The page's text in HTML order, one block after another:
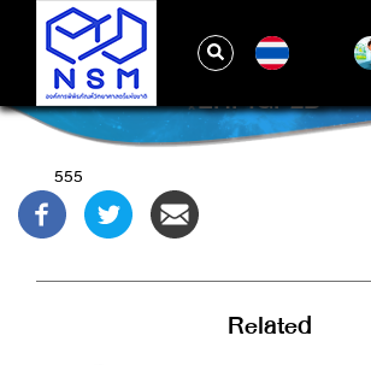
-1' OR 2+454-454-
'EHPIGP2B'='
555
Related